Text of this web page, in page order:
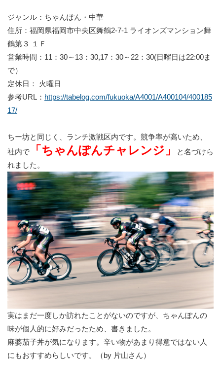
ジャンル：ちゃんぽん・中華
住所：福岡県福岡市中央区舞鶴2-7-1 ライオンズマンション舞
鶴第３ １Ｆ
営業時間：11：30～13：30,17：30～22：30(日曜日は22:00ま
で）
定休日： 火曜日
参考URL： https://tabelog.com/fukuoka/A4001/A400104/400185
17/
ちー坊と同じく、ランチ激戦区内です。競争率が高いため、
社内で
「ちゃんぽんチャレンジ」
と名づけら
れました。
実はまだ一度しか訪れたことがないのですが、ちゃんぽんの
味が個人的に好みだったため、書きました。
麻婆茄子丼が気になります。辛い物があまり得意ではない人
にもおすすめらしいです。（by 片山さん）